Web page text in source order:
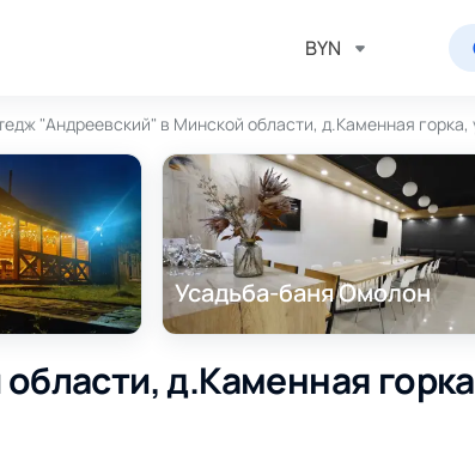
BYN
"Андреевский" в Минской области, д.Каменная горка,
Усадьба-баня Омолон
д.Каменная